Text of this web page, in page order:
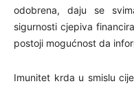
odobrena, daju se
sigurnosti cjepiva
postoji mogućnost da
Imunitet krda u smislu